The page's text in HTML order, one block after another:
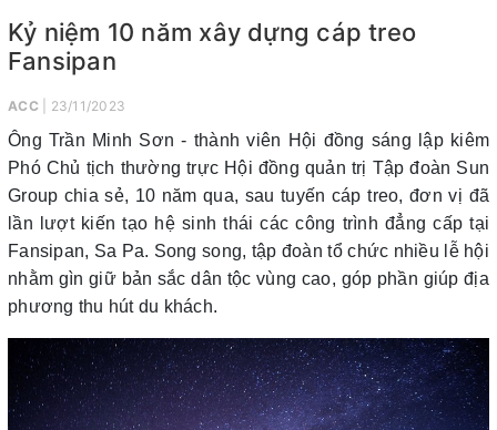
Kỷ niệm 10 năm xây dựng cáp treo
Fansipan
ACC | 23/11/2023
Ông Trần Minh Sơn - thành viên Hội đồng sáng lập kiêm
Phó Chủ tịch thường trực Hội đồng quản trị Tập đoàn Sun
Group chia sẻ, 10 năm qua, sau tuyến cáp treo, đơn vị đã
lần lượt kiến tạo hệ sinh thái các công trình đẳng cấp tại
Fansipan, Sa Pa. Song song, tập đoàn tổ chức nhiều lễ hội
nhằm gìn giữ bản sắc dân tộc vùng cao, góp phần giúp địa
phương thu hút du khách.